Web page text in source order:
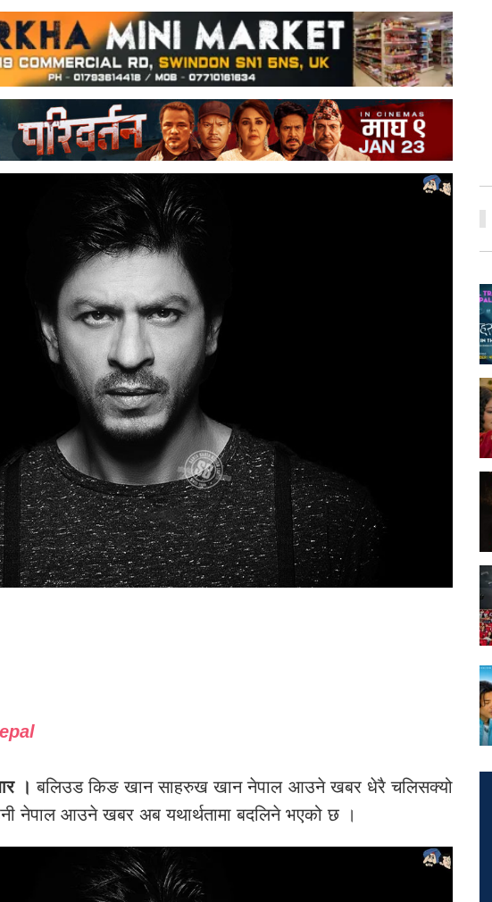
। बलिउड किङ खान साहरुख खान नेपाल आउने खबर धेरै चलिसक्यो
नेपाल आउने खबर अब यथार्थतामा बदलिने भएको छ ।